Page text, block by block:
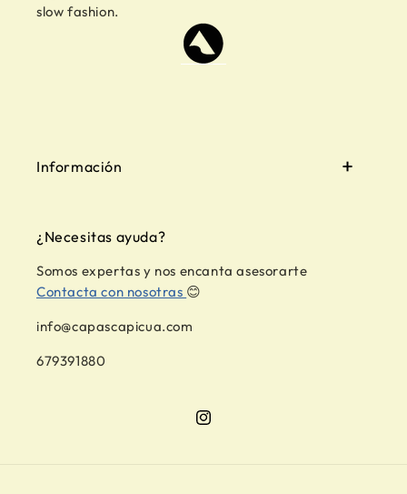
slow fashion.
Información
¿Necesitas ayuda?
Somos expertas y nos encanta asesorarte
Contacta con nosotras 😊
info@capascapicua.com
679391880
Instagram